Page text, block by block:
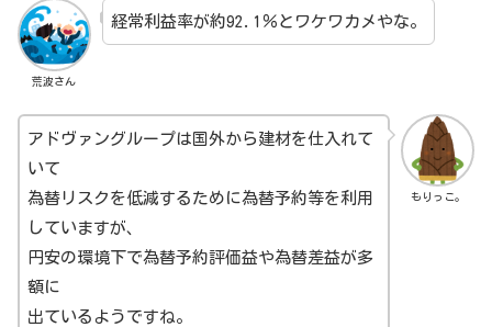
荒波さん
経常利益率が約92.1％とワケワカメやな。
もりっこ。
アドヴァングループは国外から建材を仕入れて
いて
為替リスクを低減するために為替予約等を利用
していますが、
円安の環境下で為替予約評価益や為替差益が多
額に
出ているようですね。